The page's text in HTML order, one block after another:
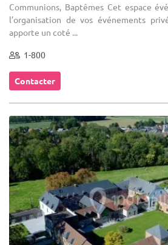
Communions, Baptêmes Cet espace
l’organisation de vos événements
apporte un coté ...
1-800
Contacter